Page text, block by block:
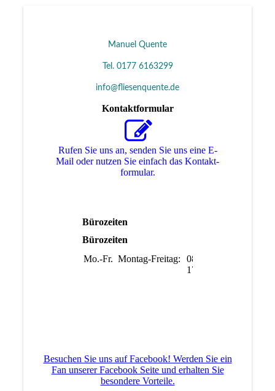
Manuel Quente
Tel. 0177 6163299
info@fliesenquente.de
Kontaktformular
Rufen Sie uns an, senden Sie uns eine E-
Mail oder nutzen Sie einfach das Kon­takt­
for­mu­lar.
Bürozeiten
Bürozeiten
Mo.-Fr. Montag-Freitag:
08:00-
17:00
Besuchen Sie uns auf Facebook! Werden Sie ein
Fan unserer Facebook Seite und erhalten Sie
besondere Vorteile.